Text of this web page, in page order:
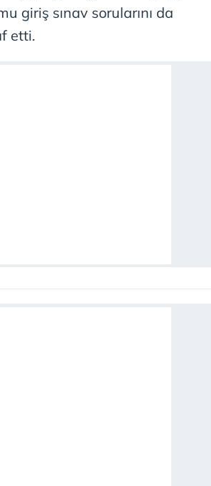
giriş sınav sorularını da
etti.